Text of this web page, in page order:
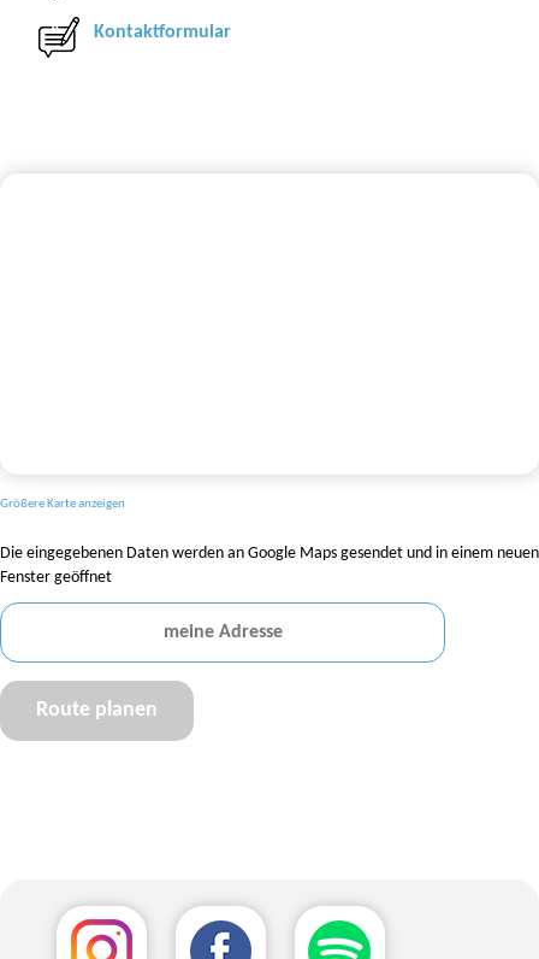
Kontaktformular
Größere Karte anzeigen
Die eingegebenen Daten werden an Google Maps gesendet und in einem neuen
Fenster geöffnet